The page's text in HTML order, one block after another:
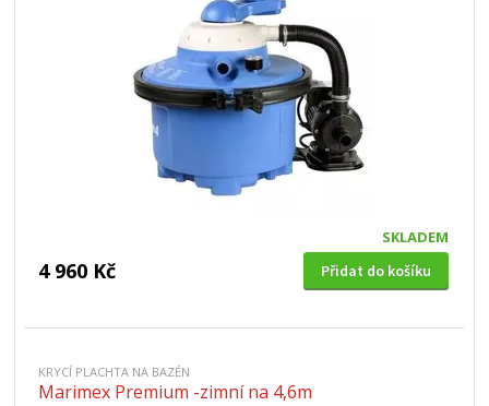
SKLADEM
4 960 Kč Přidat do košíku
KRYCÍ PLACHTA NA BAZÉN
Marimex Premium -zimní na 4,6m